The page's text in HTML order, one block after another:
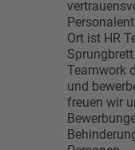
Ort ist HR
Teamwork
und
freuen wir